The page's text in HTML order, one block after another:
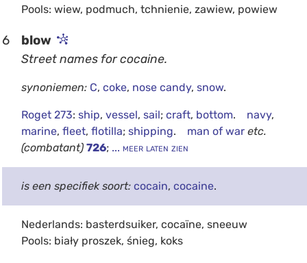
Pools: wiew, podmuch, tchnienie, zawiew, powiew
6 blow
Street names for cocaine.
synoniemen: C, coke, nose candy, snow.
Roget 273: ship, vessel, sail; craft, bottom. navy,
marine, fleet, flotilla; shipping. man of war etc.
(combatant) 726;... meer laten zien
is een specifiek soort: cocain, cocaine.
Nederlands: basterdsuiker, cocaïne, sneeuw
Pools: biały proszek, śnieg, koks